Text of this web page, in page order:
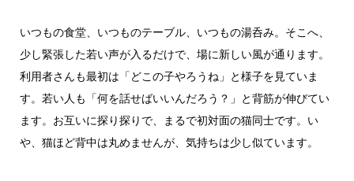
いつもの食堂、いつものテーブル、いつもの湯呑み。そこへ、
少し緊張した若い声が入るだけで、場に新しい風が通ります。
利用者さんも最初は「どこの子やろうね」と様子を見ていま
す。若い人も「何を話せばいいんだろう？」と背筋が伸びてい
ます。お互いに探り探りで、まるで初対面の猫同士です。い
や、猫ほど背中は丸めませんが、気持ちは少し似ています。